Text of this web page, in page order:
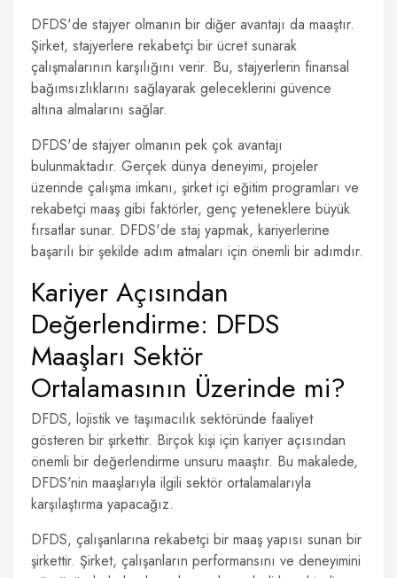
DFDS'de stajyer olmanın bir diğer avantajı da maaştır.
Şirket, stajyerlere rekabetçi bir ücret sunarak
çalışmalarının karşılığını verir. Bu, stajyerlerin finansal
bağımsızlıklarını sağlayarak geleceklerini güvence
altına almalarını sağlar.
DFDS'de stajyer olmanın pek çok avantajı
bulunmaktadır. Gerçek dünya deneyimi, projeler
üzerinde çalışma imkanı, şirket içi eğitim programları ve
rekabetçi maaş gibi faktörler, genç yeteneklere büyük
fırsatlar sunar. DFDS'de staj yapmak, kariyerlerine
başarılı bir şekilde adım atmaları için önemli bir adımdır.
Kariyer Açısından
Değerlendirme: DFDS
Maaşları Sektör
Ortalamasının Üzerinde mi?
DFDS, lojistik ve taşımacılık sektöründe faaliyet
gösteren bir şirkettir. Birçok kişi için kariyer açısından
önemli bir değerlendirme unsuru maaştır. Bu makalede,
DFDS'nin maaşlarıyla ilgili sektör ortalamalarıyla
karşılaştırma yapacağız.
DFDS, çalışanlarına rekabetçi bir maaş yapısı sunan bir
şirkettir. Şirket, çalışanların performansını ve deneyimini